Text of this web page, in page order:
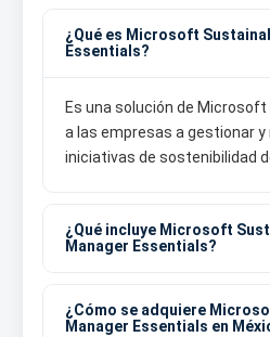
¿Qué es Microsoft
Essentials?
Es una solución de
a las empresas a gestionar
iniciativas de sostenibilidad
¿Qué incluye Microsoft
Manager Essentials?
¿Cómo se adquiere
Manager Essentials en